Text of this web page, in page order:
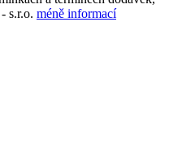
s.r.o. méně informací